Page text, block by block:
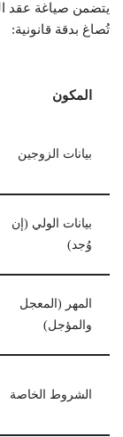
يتضمن صياغة عقد
تُصاغ بدقة قانونية:
المكون
بيانات الزوجين
بيانات الولي (إن
وُجد)
المهر (المعجل
والمؤجل)
الشروط الخاصة